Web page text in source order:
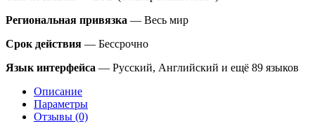
Региональная привязка — Весь мир
Срок действия — Бессрочно
Язык интерфейса — Русский, Английский и ещё 89 языков
Описание
Параметры
Отзывы (0)